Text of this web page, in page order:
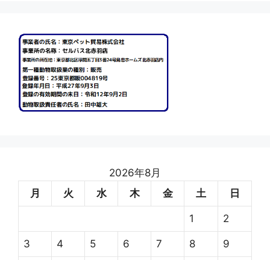
2026年8月
月
火 水 木 金 土 日
1 2
3 4 5 6 7 8 9